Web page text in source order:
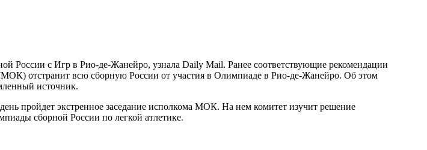
России с Игр в Рио-де-Жанейро, узнала Daily Mail. Ранее соответствующие рекомендации
отстранит всю сборную России от участия в Олимпиаде в Рио-де-Жанейро. Об этом
источник.
пройдет экстренное заседание исполкома МОК. На нем комитет изучит решение
сборной России по легкой атлетике.